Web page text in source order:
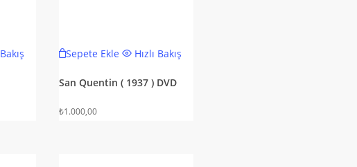
Sepete Ekle Hızlı Bakış
San Quentin ( 1937 ) DVD
₺1.000,00